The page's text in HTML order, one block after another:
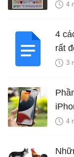
4
4
rất
3
4